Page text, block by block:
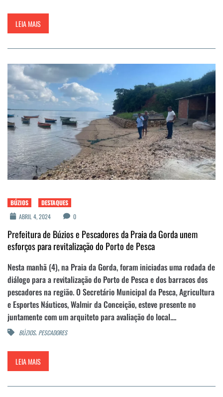
LEIA MAIS
BÚZIOS
DESTAQUES
ABRIL 4, 2024
0
Prefeitura de Búzios e Pescadores da Praia da Gorda unem
esforços para revitalização do Porto de Pesca
Nesta manhã (4), na Praia da Gorda, foram iniciadas uma rodada de
diálogo para a revitalização do Porto de Pesca e dos barracos dos
pescadores na região. O Secretário Municipal da Pesca, Agricultura
e Esportes Náuticos, Walmir da Conceição, esteve presente no
juntamente com um arquiteto para avaliação do local....
BÚZIOS, PESCADORES
LEIA MAIS